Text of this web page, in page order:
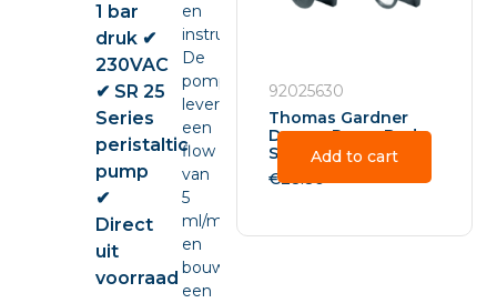
1 bar
druk ✔
230VAC
✔ SR 25
Series
peristaltic
pump
✔
Direct
uit
voorraad
en
instrumentintegratie.
De
pomp
levert
een
flow
van
5
ml/min
en
bouwt
een
92025630
Thomas Gardner
Denver Pump Body
SR25 – 92025630
€28.80
Add to cart